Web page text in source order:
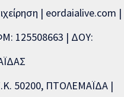
| eordaialive.com |
125508663 | ΔΟΥ:
50200, ΠΤΟΛΕΜΑΪΔΑ |